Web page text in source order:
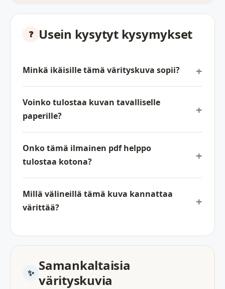
Usein kysytyt kysymykset
Minkä ikäisille tämä värityskuva sopii?
Voinko tulostaa kuvan tavalliselle
paperille?
Onko tämä ilmainen pdf helppo
tulostaa kotona?
Millä välineillä tämä kuva kannattaa
värittää?
Samankaltaisia
värityskuvia